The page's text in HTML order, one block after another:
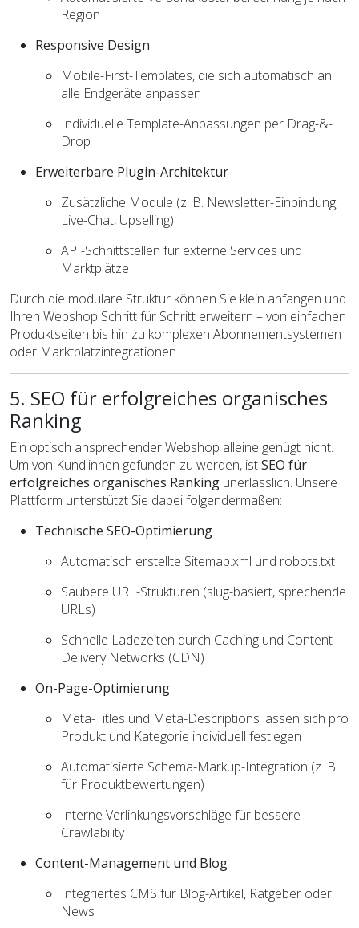
Region
Responsive Design
Mobile-First-Templates, die sich automatisch an
alle Endgeräte anpassen
Individuelle Template-Anpassungen per Drag-&-
Drop
Erweiterbare Plugin-Architektur
Zusätzliche Module (z. B. Newsletter-Einbindung,
Live-Chat, Upselling)
API-Schnittstellen für externe Services und
Marktplätze
Durch die modulare Struktur können Sie klein anfangen und
Ihren Webshop Schritt für Schritt erweitern – von einfachen
Produktseiten bis hin zu komplexen Abonnementsystemen
oder Marktplatzintegrationen.
5. SEO für erfolgreiches organisches
Ranking
Ein optisch ansprechender Webshop alleine genügt nicht.
Um von Kund:innen gefunden zu werden, istSEO für
erfolgreiches organisches Ranking unerlässlich. Unsere
Plattform unterstützt Sie dabei folgendermaßen:
Technische SEO-Optimierung
Automatisch erstellte Sitemap.xml und robots.txt
Saubere URL-Strukturen (slug-basiert, sprechende
URLs)
Schnelle Ladezeiten durch Caching und Content
Delivery Networks (CDN)
On-Page-Optimierung
Meta-Titles und Meta-Descriptions lassen sich pro
Produkt und Kategorie individuell festlegen
Automatisierte Schema-Markup-Integration (z. B.
für Produktbewertungen)
Interne Verlinkungsvorschläge für bessere
Crawlability
Content-Management und Blog
Integriertes CMS für Blog-Artikel, Ratgeber oder
News